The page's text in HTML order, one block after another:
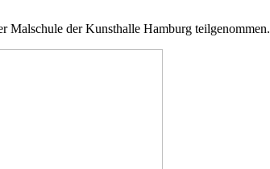
Malschule der Kunsthalle Hamburg teilgenommen.